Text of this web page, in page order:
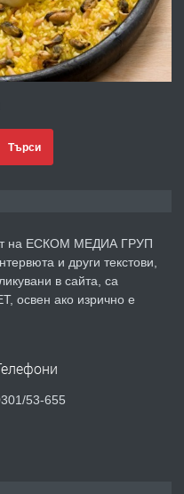
преди 2 години
Гърция, до Кавала
преди 2 години
Търси
на ЕСКОМ МЕДИА ГРУП
и други текстови,
в сайта, са
освен ако изрично е
53-655